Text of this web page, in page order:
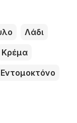
Λάδι
Κρέμα
Εντομοκτόνο